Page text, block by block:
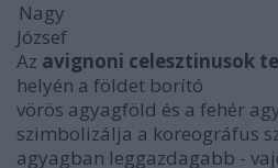
Nagy
József
Az avignoni celesztinusok
helyén a földet borító
vörös agyagföld és a fehér
szimbolizálja a koreográfus
agyagban leggazdagabb -